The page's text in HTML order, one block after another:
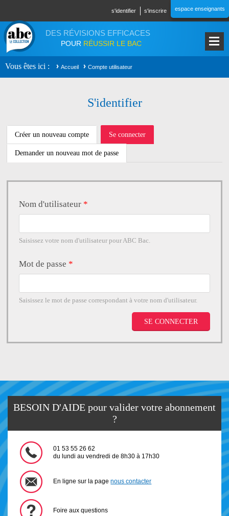
s'identifier s'inscrire espace enseignants
DES RÉVISIONS EFFICACES
POUR RÉUSSIR LE BAC
Vous êtes ici Accueil Compte utilisateur
S'identifier
Créer un nouveau compte Se connecter
actif)
Demander un nouveau mot de passe
Nom d'utilisateur *
Saisissez votre nom d'utilisateur pour ABC Bac.
Mot de passe *
Saisissez le mot de passe correspondant à votre nom d'utilisateur.
BESOIN D'AIDE pour valider votre abonnement
?
01 53 55 26 62
du lundi au vendredi de 8h30 à 17h30
En ligne sur la pagenous contacter
Foire aux questions